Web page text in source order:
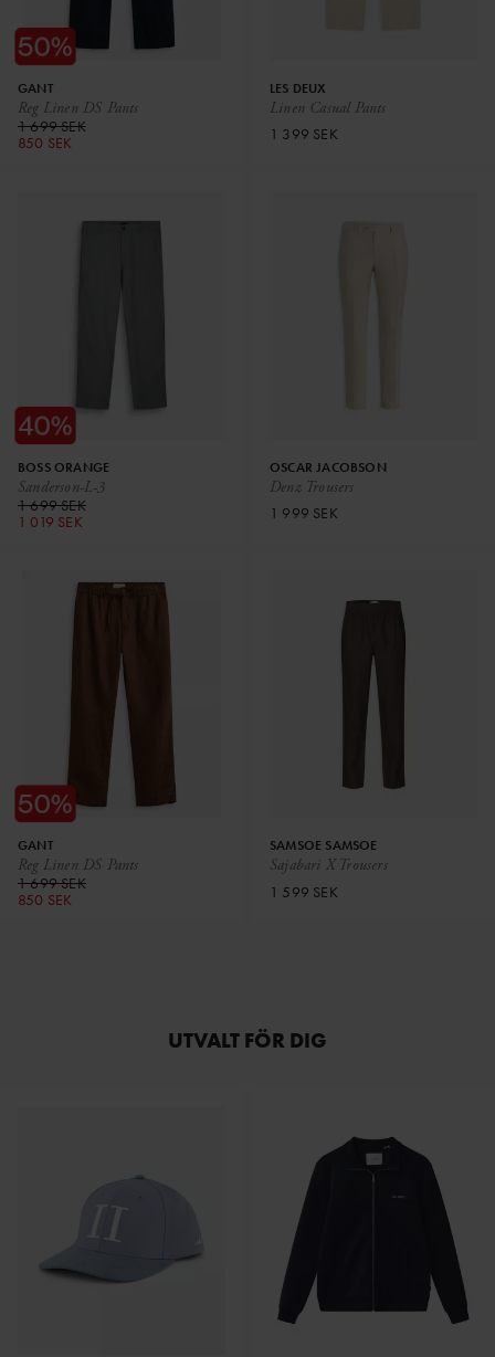
Reg Linen DS Pants
GANT
1 699 SEK
850 SEK
Linen Casual Pants
LES DEUX
1 399 SEK
Sanderson-L-3
BOSS ORANGE
1 699 SEK
1 019 SEK
Denz Trousers
OSCAR JACOBSON
1 999 SEK
Reg Linen DS Pants
GANT
1 699 SEK
850 SEK
Sajabari X Trousers
SAMSOE SAMSOE
1 599 SEK
UTVALT FÖR DIG